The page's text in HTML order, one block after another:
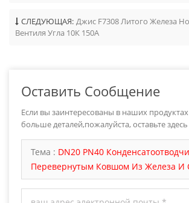
СЛЕДУЮЩАЯ: Джис F7308 Литого Железа
Вентиля Угла 10К 150А
Оставить Сообщение
Если вы заинтересованы в наших продуктах
больше деталей,пожалуйста, оставьте
Тема : DN20 PN40
Перевернутым Ковшом Из Железа И